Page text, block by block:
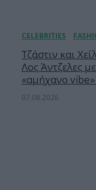
Τζάστιν και
Λος Άντζελες
«αμήχανο
07.08.2026